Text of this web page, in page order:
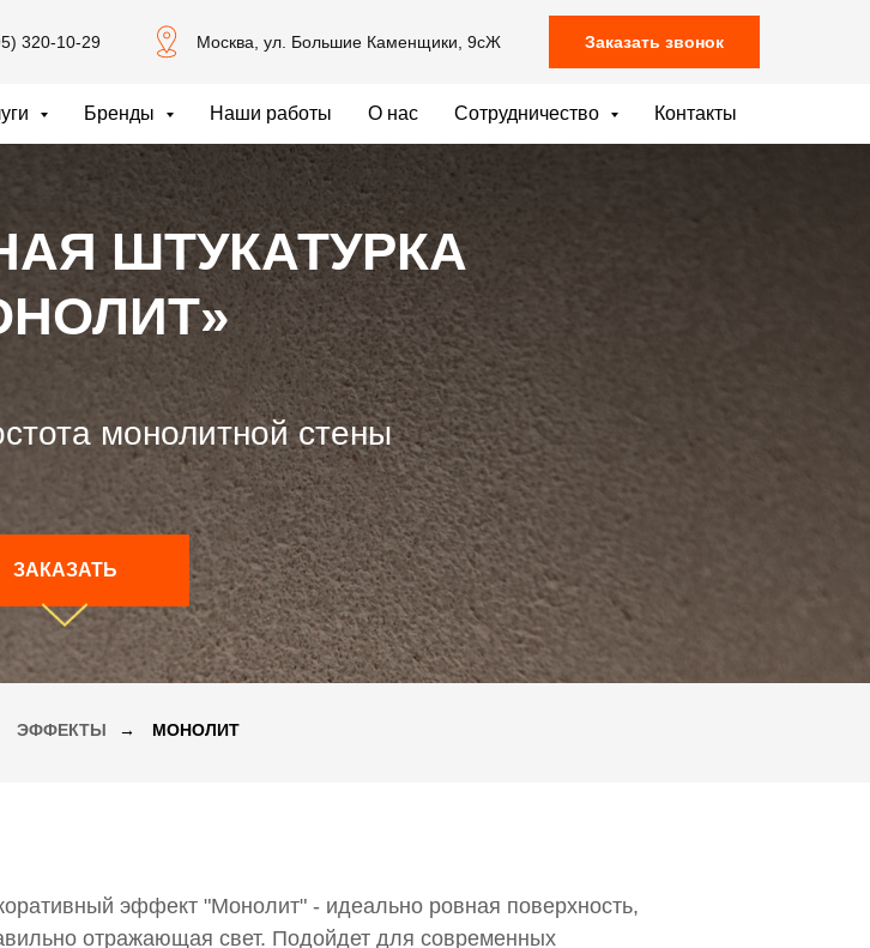
320-10-29 Москва, ул. Большие Каменщики, 9сЖ Заказать звонок
Бренды Наши работы О нас Сотрудничество Контакты
ШТУКАТУРКА
монолитной стены
ЗАКАЗАТЬ
ЭФФЕКТЫ → МОНОЛИТ
эффект "Монолит" - идеально ровная поверхность,
отражающая свет. Подойдет для современных